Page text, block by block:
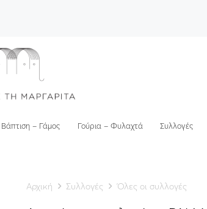
Βάπτιση – Γάμος Γούρια – Φυλαχτά Συλλογές
Αρχική Συλλογές Όλες οι συλλογές